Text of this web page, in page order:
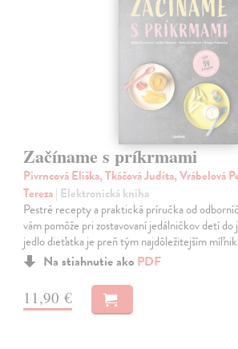
Začíname s príkrmami
Pivrncová Eliška, Tkáčová Judita, Vrábelová
Tereza| Elektronická kniha
Pestré recepty a praktická príručka od
vám pomôže pri zostavovaní jedálničkov detí
jedlo dieťatka je preň tým najdôležitejším
Na stiahnutie ako PDF
11,90 €